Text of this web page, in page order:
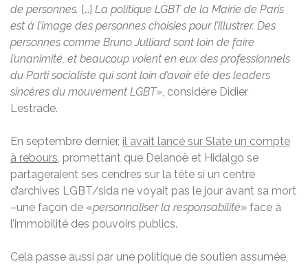
de personnes. […] La politique LGBT de la Mairie de Paris
est à l’image des personnes choisies pour l’illustrer. Des
personnes comme Bruno Julliard sont loin de faire
l’unanimité, et beaucoup voient en eux des professionnels
du Parti socialiste qui sont loin d’avoir été des leaders
sincères du mouvement LGBT», considère Didier
Lestrade.
En septembre dernier, il avait lancé sur Slate un compte
à rebours, promettant que Delanoë et Hidalgo se
partageraient ses cendres sur la tête si un centre
d’archives LGBT/sida ne voyait pas le jour avant sa mort
–une façon de «personnaliser la responsabilité» face à
l’immobilité des pouvoirs publics.
Cela passe aussi par une politique de soutien assumée,